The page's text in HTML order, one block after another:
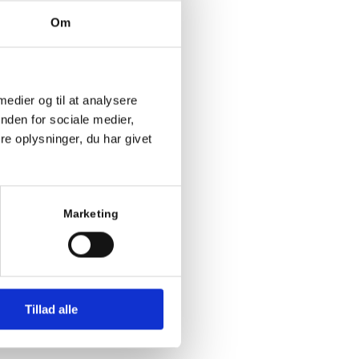
Om
og til at analysere
for sociale medier,
oplysninger, du har givet
Marketing
Tillad alle
”Av skat,
og far er
skam pris
en
sig med
ked af det
godt
og
en
komme til